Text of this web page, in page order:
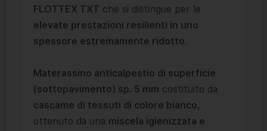
FLOTTEX TXT che si distingue per le
elevate prestazioni resilienti in uno
spessore estremamente ridotto.
Materassino anticalpestio di superficie
(sottopavimento) sp. 5 mm costituito da
cascame di tessuti di colore bianco,
ottenuto da una miscela igienizzata e